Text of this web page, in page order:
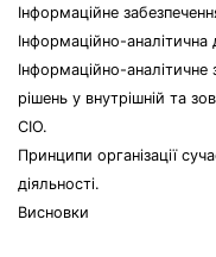
Інформаційне
Інформаційно-аналітична
Інформаційно-
рішень у внутрішній та
СІО.
Принципи організації
діяльності.
Висновки